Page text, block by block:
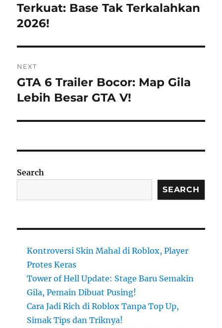
post:
Terkuat: Base Tak Terkalahkan
2026!
NEXT
Next
post:
GTA 6 Trailer Bocor: Map Gila
Lebih Besar GTA V!
Search
SEARCH
Kontroversi Skin Mahal di Roblox, Player
Protes Keras
Tower of Hell Update: Stage Baru Semakin
Gila, Pemain Dibuat Pusing!
Cara Jadi Rich di Roblox Tanpa Top Up,
Simak Tips dan Triknya!